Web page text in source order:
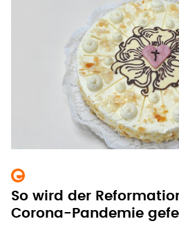
So wird der
Corona-Pandemie
Erfahren Sie, wo und wie
2020 der Reformationstag